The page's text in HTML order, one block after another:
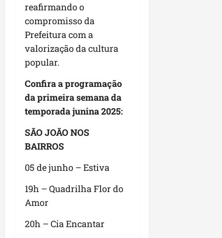
reafirmando o
compromisso da
Prefeitura com a
valorização da cultura
popular.
Confira a programação
da primeira semana da
temporada junina 2025:
SÃO JOÃO NOS
BAIRROS
05 de junho – Estiva
19h – Quadrilha Flor do
Amor
20h – Cia Encantar